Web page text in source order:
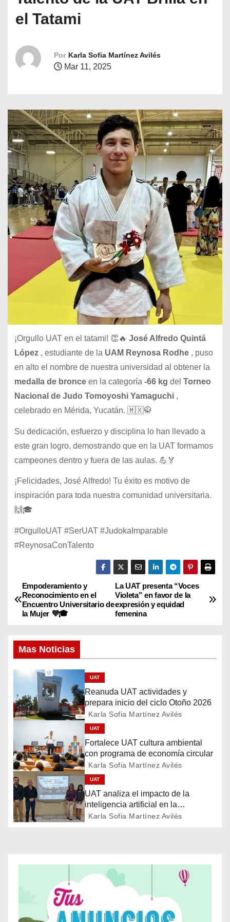
el Tatami
Por Karla Sofia Martínez Avilés
Mar 11, 2025
¡Orgullo UAT en el tatami! 👏🔥 José Alfredo Quintá
López, estudiante de la UAM Reynosa Rodhe, puso
en alto el nombre de nuestra universidad al obtener la
medalla de bronceen la categoría -66 kg del Torneo
Nacional de Judo Tomoyoshi Yamaguchi,
celebrado en Mérida, Yucatán. 🇲🇽🥋
Su dedicación, esfuerzo y disciplina lo han llevado a
este gran logro, demostrando que en la UAT formamos
campeones dentro y fuera de las aulas. 💪🏅
¡Felicidades, José Alfredo! Tu éxito es motivo de
inspiración para toda nuestra comunidad universitaria.
🙌🎓
#OrgulloUAT #SerUAT #JudokaImparable
#ReynosaConTalento
N
a
e
g
a
c
i
ó
n
d
r
La UAT presenta “Voces
Violeta” en favor de la
expresión y equidad
femenina
Empoderamiento y
Reconocimiento en el
Encuentro Universitario de
la Mujer 💜🎓
Mas Noticias
UAT
Reanuda UAT actividades y
prepara inicio del ciclo Otoño 2026
Karla Sofia Martínez Avilés
UAT
Fortalece UAT cultura ambiental
con programa de economía circular
Karla Sofia Martínez Avilés
UAT
UAT analiza el impacto de la
inteligencia artificial en la
educación
Karla Sofia Martínez Avilés